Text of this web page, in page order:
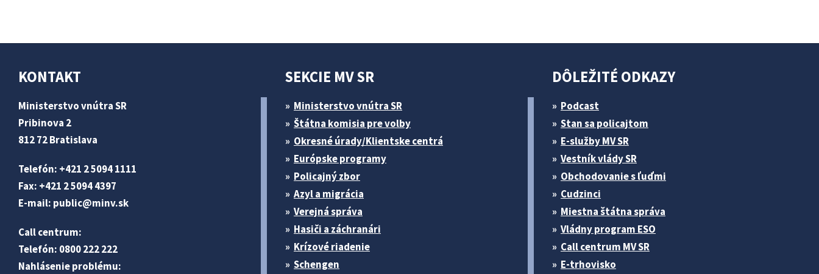
KONTAKT
Ministerstvo vnútra SR
Pribinova 2
812 72 Bratislava
Telefón: +421 2 5094 1111
Fax: +421 2 5094 4397
E-mail: public@minv.sk
Call centrum:
Telefón: 0800 222 222
Nahlásenie problému:
SEKCIE MV SR
Ministerstvo vnútra SR
Štátna komisia pre volby
Okresné úrady/Klientske centrá
Európske programy
Policajný zbor
Azyl a migrácia
Verejná správa
Hasiči a záchranári
Krízové riadenie
Schengen
DÔLEŽITÉ ODKAZY
Podcast
Stan sa policajtom
E-služby MV SR
Vestník vlády SR
Obchodovanie s ľuďmi
Cudzinci
Miestna štátna správa
Vládny program ESO
Call centrum MV SR
E-trhovisko